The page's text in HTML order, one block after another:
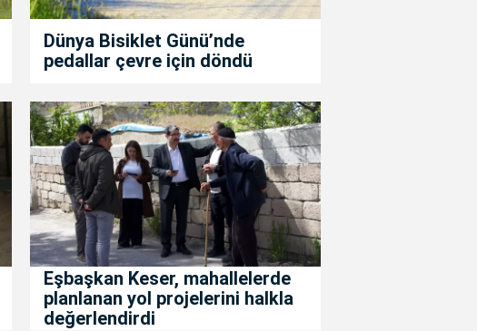
Dünya Bisiklet Günü’nde
pedallar çevre için döndü
Eşbaşkan Keser, mahallelerde
planlanan yol projelerini halkla
değerlendirdi